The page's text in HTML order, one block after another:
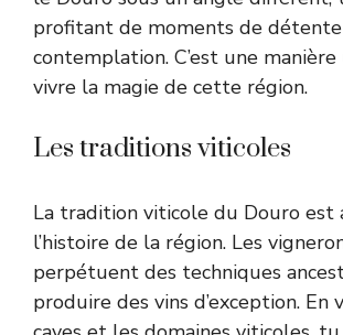
profitant de moments de
contemplation. C’est une
vivre la magie de cette région.
Les traditions viticoles
La tradition viticole du Douro est
l’histoire de la région. Les
perpétuent des techniques
produire des vins d’exception. En